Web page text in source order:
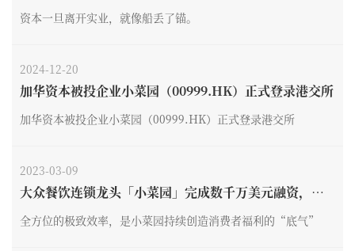
资本一旦离开实业，就像船丢了锚。
2024-12-20
加华资本被投企业小菜园（00999.HK）正式登录港交所
加华资本被投企业小菜园（00999.HK）正式登录港交所
2023-03-09
大众餐饮连锁龙头「小菜园」完成数千万美元融资，加
全方位的极致效率，是小菜园持续创造消费者福利的“底气”